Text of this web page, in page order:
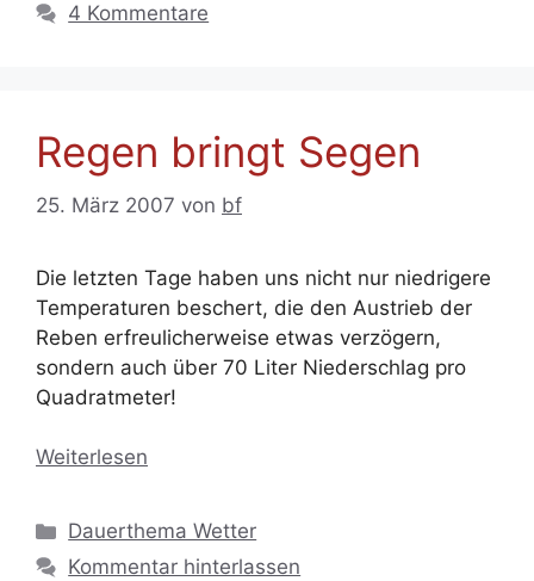
4 Kommentare
Regen bringt Segen
25. März 2007 von bf
Die letzten Tage haben uns nicht nur niedrigere
Temperaturen beschert, die den Austrieb der
Reben erfreulicherweise etwas verzögern,
sondern auch über 70 Liter Niederschlag pro
Quadratmeter!
Weiterlesen
Kategorien
Dauerthema Wetter
Kommentar hinterlassen